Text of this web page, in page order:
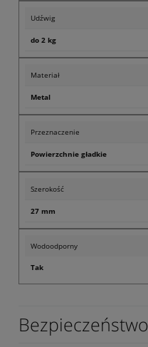
Udźwig
do 2 kg
Materiał
Metal
Przeznaczenie
Powierzchnie gładkie
Szerokość
27 mm
Wodoodporny
Tak
Bezpieczeństwo